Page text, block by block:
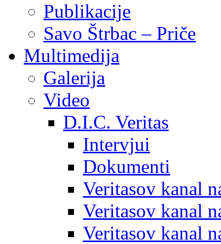
Publikacije
Savo Štrbac – Priče
Multimedija
Galerija
Video
D.I.C. Veritas
Intervjui
Dokumenti
Veritasov kanal
Veritasov kanal
Veritasov kanal